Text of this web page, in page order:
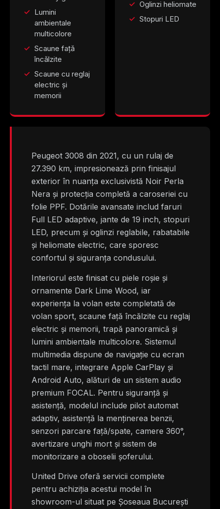
Lumini
ambientale
multicolore
Scaune față
încălzite
Scaune cu reglaj
electric și
memorii
Oglinzi heliomate
Stopuri LED
Peugeot 3008 din 2021, cu un rulaj de
27.390 km, impresionează prin finisajul
exterior în nuanța exclusivistă Noir Perla
Nera și protecția completă a caroseriei cu
folie PPF. Dotările avansate includ faruri
Full LED adaptive, jante de 19 inch, stopuri
LED, precum și oglinzi reglabile, rabatabile
și heliomate electric, care sporesc
confortul și siguranța condusului.
Interiorul este finisat cu piele roșie și
ornamente Dark Lime Wood, iar
experiența la volan este completată de
volan sport, scaune față încălzite cu reglaj
electric și memorii, trapă panoramică și
lumini ambientale multicolore. Sistemul
multimedia dispune de navigație cu ecran
tactil mare, integrare Apple CarPlay și
Android Auto, alături de un sistem audio
premium FOCAL. Pentru siguranță și
asistență, modelul include pilot automat
adaptiv, asistență la menținerea benzii,
senzori parcare față/spate, camere 360°,
avertizare unghi mort și sistem de
monitorizare a oboselii șoferului.
United Drive oferă servicii complete
pentru achiziția acestui model în
showroom-ul situat pe Șoseaua București